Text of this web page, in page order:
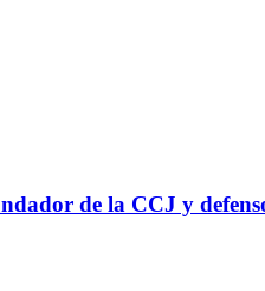
de la CCJ y